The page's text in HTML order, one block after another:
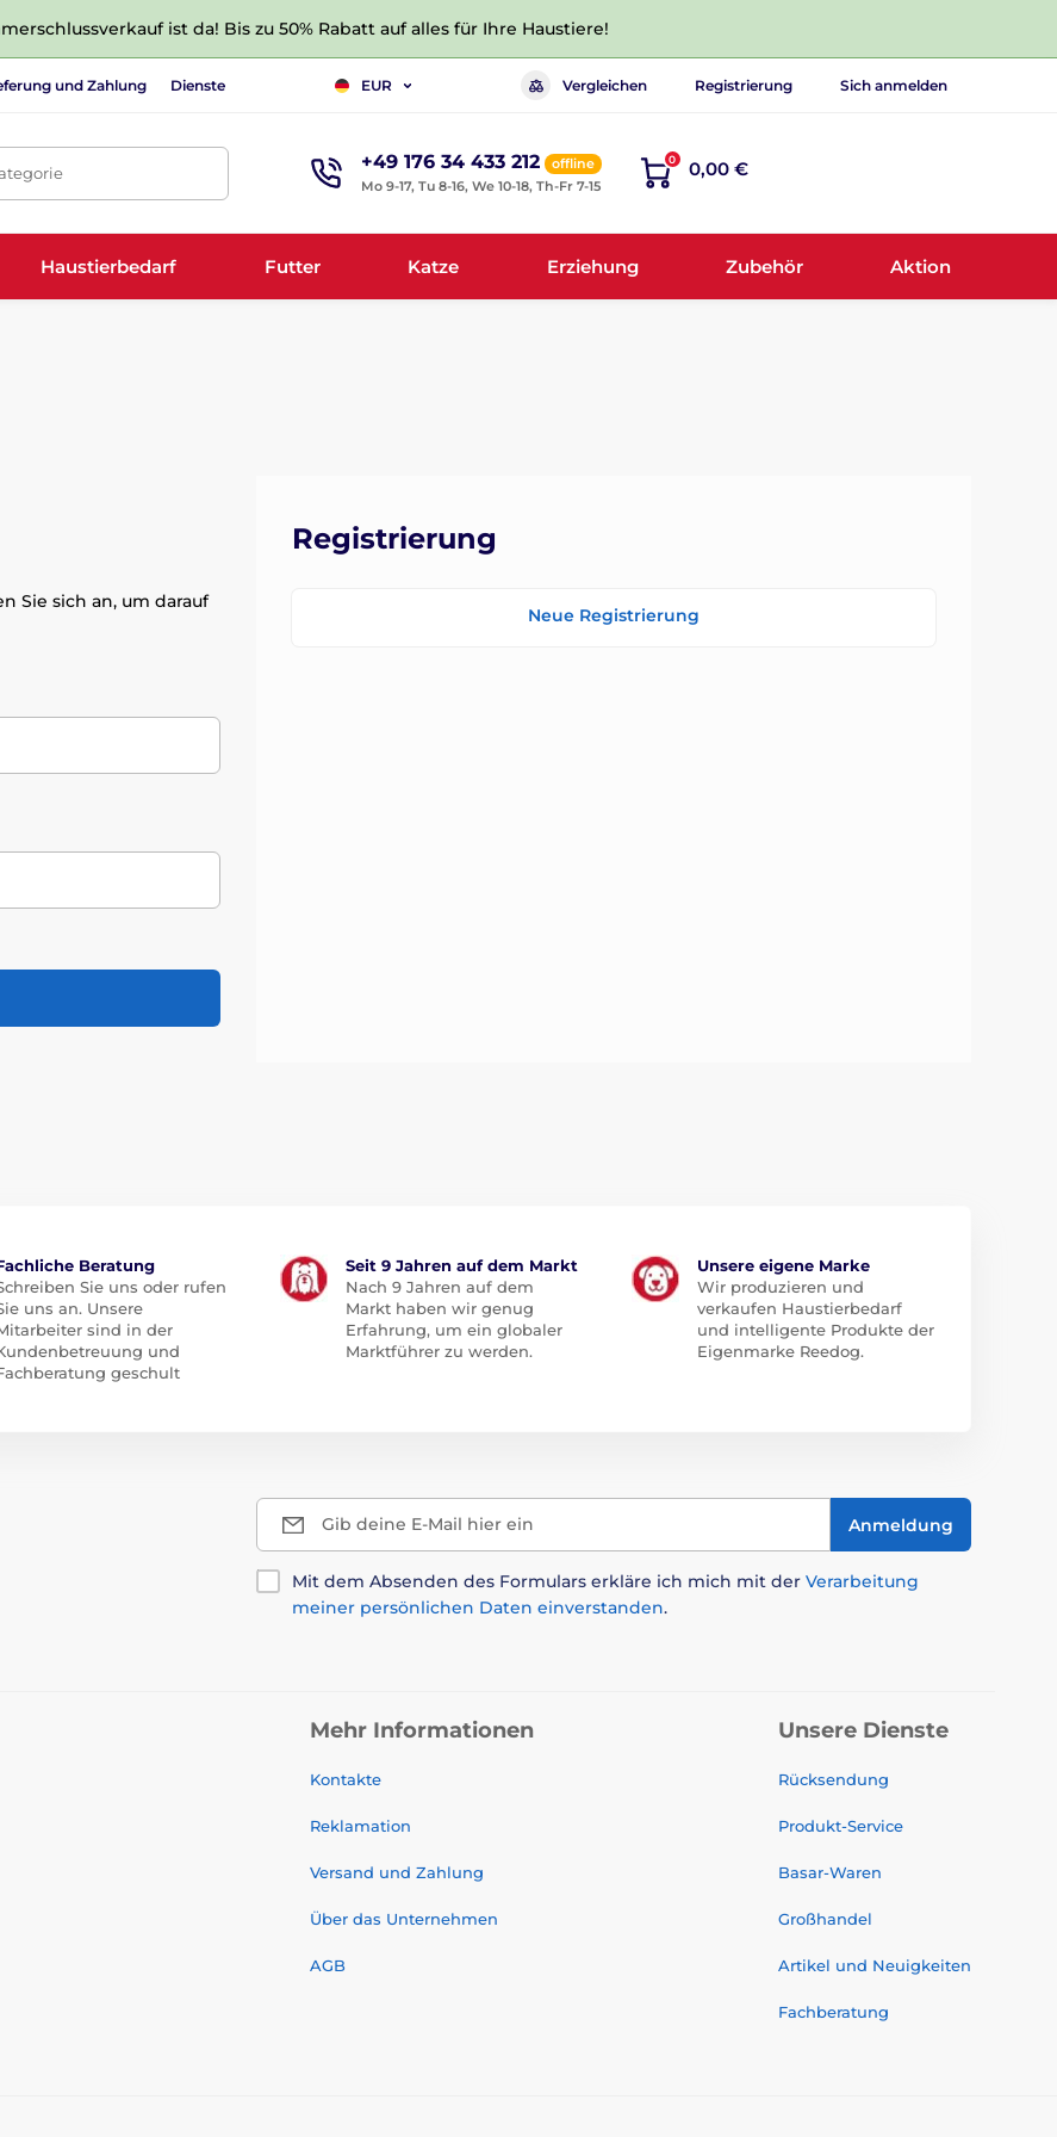
ist da! Bis zu 50% Rabatt auf alles für Ihre Haustiere!
und Zahlung Dienste EUR Vergleichen Registrierung Sich anmelden
+49 176 34 433 212
offline
Mo 9-17, Tu 8-16, We 10-18, Th-Fr 7-15
0 0,00 €
Haustierbedarf Futter Katze Erziehung Zubehör Aktion
Sie sich an, um darauf
Registrierung
Neue Registrierung
Beratung
Sie uns oder rufen
uns an. Unsere
sind in der
und
geschult
Seit 9 Jahren auf dem Markt
Nach 9 Jahren auf dem
Markt haben wir genug
Erfahrung, um ein globaler
Marktführer zu werden.
Unsere eigene Marke
Wir produzieren und
verkaufen Haustierbedarf
und intelligente Produkte der
Eigenmarke Reedog.
Gib deine E-Mail hier ein Anmeldung
Mit dem Absenden des Formulars erkläre ich mich mit der Verarbeitung
meiner persönlichen Daten einverstanden.
Mehr Informationen
Kontakte
Reklamation
Versand und Zahlung
Über das Unternehmen
AGB
Unsere Dienste
Rücksendung
Produkt-Service
Basar-Waren
Großhandel
Artikel und Neuigkeiten
Fachberatung